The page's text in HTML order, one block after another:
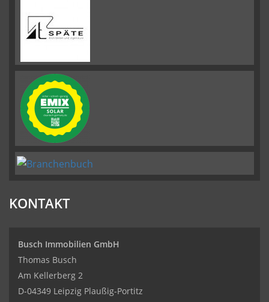
KONTAKT
Busch Immobilien GmbH
Thomas Busch
Am Kellerberg 2
D-04349 Leipzig Plaußig-Portitz